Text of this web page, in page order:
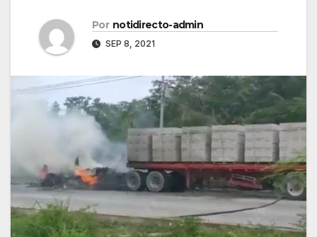
Por notidirecto-admin
SEP 8, 2021